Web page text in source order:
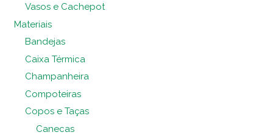
Vasos e Cachepot
Materiais
Bandejas
Caixa Térmica
Champanheira
Compoteiras
Copos e Taças
Canecas